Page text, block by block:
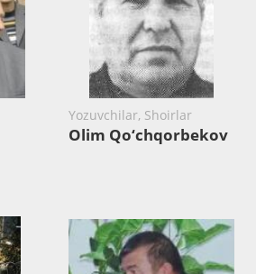
Yozuvchilar, Shoirlar
Olim Qo‘chqorbekov